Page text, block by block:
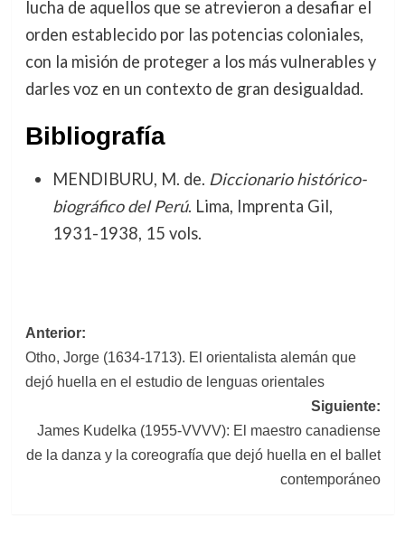
lucha de aquellos que se atrevieron a desafiar el
orden establecido por las potencias coloniales,
con la misión de proteger a los más vulnerables y
darles voz en un contexto de gran desigualdad.
Bibliografía
MENDIBURU, M. de. Diccionario histórico-
biográfico del Perú. Lima, Imprenta Gil,
1931-1938, 15 vols.
Navegación
de
entradas
Anterior:
Otho, Jorge (1634-1713). El orientalista alemán que
dejó huella en el estudio de lenguas orientales
Siguiente:
James Kudelka (1955-VVVV): El maestro canadiense
de la danza y la coreografía que dejó huella en el ballet
contemporáneo